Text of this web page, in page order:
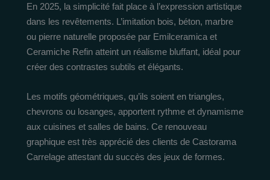
En 2025, la simplicité fait place à l’expression artistique
dans les revêtements. L’imitation bois, béton, marbre
ou pierre naturelle proposée par Emilceramica et
Ceramiche Refin atteint un réalisme bluffant, idéal pour
créer des contrastes subtils et élégants.
Les motifs géométriques, qu’ils soient en triangles,
chevrons ou losanges, apportent rythme et dynamisme
aux cuisines et salles de bains. Ce renouveau
graphique est très apprécié des clients de Castorama
Carrelage attestant du succès des jeux de formes.